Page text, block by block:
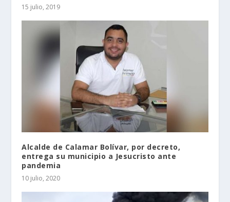
15 julio, 2019
Alcalde de Calamar Bolívar, por decreto,
entrega su municipio a Jesucristo ante
pandemia
10 julio, 2020